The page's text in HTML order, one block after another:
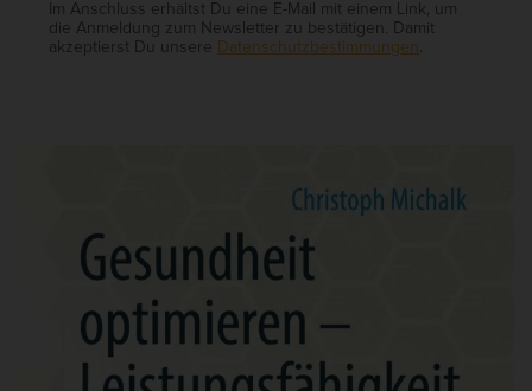
Im Anschluss erhältst Du eine E-Mail mit einem Link, um
die Anmeldung zum Newsletter zu bestätigen. Damit
akzeptierst Du unsere Datenschutzbestimmungen.